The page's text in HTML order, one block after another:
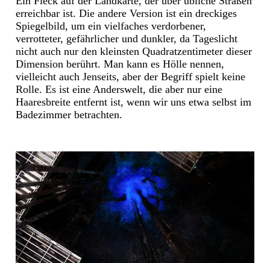
erreichbar ist. Die andere Version ist ein dreckiges
Spiegelbild, um ein vielfaches verdorbener,
verrotteter, gefährlicher und dunkler, da Tageslicht
nicht auch nur den kleinsten Quadratzentimeter dieser
Dimension berührt. Man kann es Hölle nennen,
vielleicht auch Jenseits, aber der Begriff spielt keine
Rolle. Es ist eine Anderswelt, die aber nur eine
Haaresbreite entfernt ist, wenn wir uns etwa selbst im
Badezimmer betrachten.